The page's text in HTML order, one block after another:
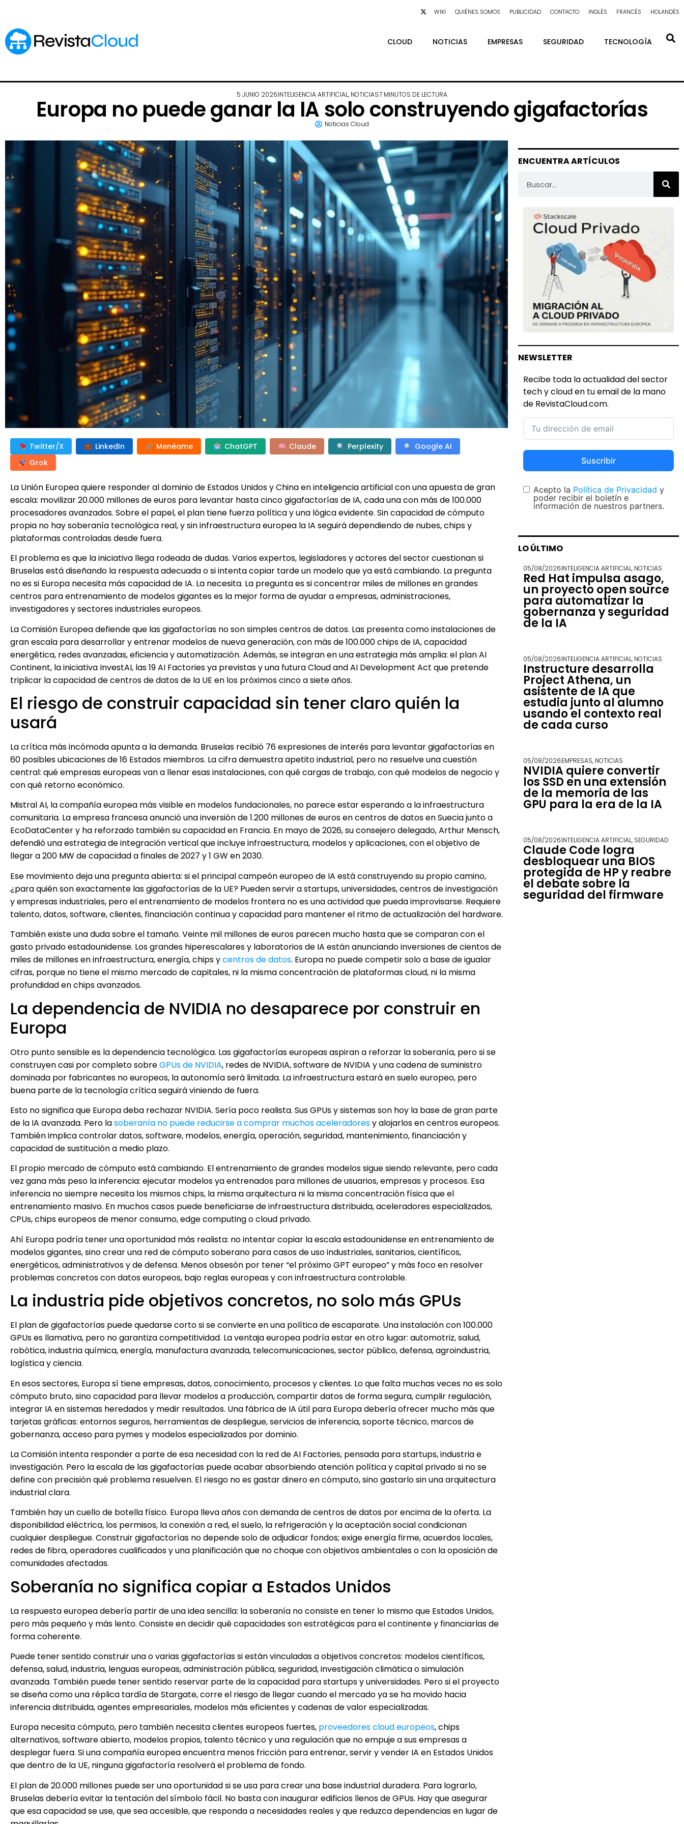
WIKI QUIÉNES SOMOS PUBLICIDAD CONTACTO INGLÉS FRANCÉS HOLANDÉS
CLOUD NOTICIAS EMPRESAS SEGURIDAD TECNOLOGÍA
5 JUNIO 2026INTELIGENCIA ARTIFICIAL, NOTICIAS7 MINUTOS DE LECTURA
Europa no puede ganar la IA solo construyendo gigafactorías
Noticias Cloud
Twitter/X LinkedIn Menéame ChatGPT Claude Perplexity
Google AI
Grok
La Unión Europea quiere responder al dominio de Estados Unidos y China en inteligencia artificial con una apuesta de gran
escala: movilizar 20.000 millones de euros para levantar hasta cinco gigafactorías de IA, cada una con más de 100.000
procesadores avanzados. Sobre el papel, el plan tiene fuerza política y una lógica evidente. Sin capacidad de cómputo
propia no hay soberanía tecnológica real, y sin infraestructura europea la IA seguirá dependiendo de nubes, chips y
plataformas controladas desde fuera.
El problema es que la iniciativa llega rodeada de dudas. Varios expertos, legisladores y actores del sector cuestionan si
Bruselas está diseñando la respuesta adecuada o si intenta copiar tarde un modelo que ya está cambiando. La pregunta
no es si Europa necesita más capacidad de IA. La necesita. La pregunta es si concentrar miles de millones en grandes
centros para entrenamiento de modelos gigantes es la mejor forma de ayudar a empresas, administraciones,
investigadores y sectores industriales europeos.
La Comisión Europea defiende que las gigafactorías no son simples centros de datos. Las presenta como instalaciones de
gran escala para desarrollar y entrenar modelos de nueva generación, con más de 100.000 chips de IA, capacidad
energética, redes avanzadas, eficiencia y automatización. Además, se integran en una estrategia más amplia: el plan AI
Continent, la iniciativa InvestAI, las 19 AI Factories ya previstas y una futura Cloud and AI Development Act que pretende
triplicar la capacidad de centros de datos de la UE en los próximos cinco a siete años.
El riesgo de construir capacidad sin tener claro quién la
usará
La crítica más incómoda apunta a la demanda. Bruselas recibió 76 expresiones de interés para levantar gigafactorías en
60 posibles ubicaciones de 16 Estados miembros. La cifra demuestra apetito industrial, pero no resuelve una cuestión
central: qué empresas europeas van a llenar esas instalaciones, con qué cargas de trabajo, con qué modelos de negocio y
con qué retorno económico.
Mistral AI, la compañía europea más visible en modelos fundacionales, no parece estar esperando a la infraestructura
comunitaria. La empresa francesa anunció una inversión de 1.200 millones de euros en centros de datos en Suecia junto a
EcoDataCenter y ha reforzado también su capacidad en Francia. En mayo de 2026, su consejero delegado, Arthur Mensch,
defendió una estrategia de integración vertical que incluye infraestructura, modelos y aplicaciones, con el objetivo de
llegar a 200 MW de capacidad a finales de 2027 y 1 GW en 2030.
Ese movimiento deja una pregunta abierta: si el principal campeón europeo de IA está construyendo su propio camino,
¿para quién son exactamente las gigafactorías de la UE? Pueden servir a startups, universidades, centros de investigación
y empresas industriales, pero el entrenamiento de modelos frontera no es una actividad que pueda improvisarse. Requiere
talento, datos, software, clientes, financiación continua y capacidad para mantener el ritmo de actualización del hardware.
También existe una duda sobre el tamaño. Veinte mil millones de euros parecen mucho hasta que se comparan con el
gasto privado estadounidense. Los grandes hiperescalares y laboratorios de IA están anunciando inversiones de cientos de
miles de millones en infraestructura, energía, chips ycentros de datos. Europa no puede competir solo a base de igualar
cifras, porque no tiene el mismo mercado de capitales, ni la misma concentración de plataformas cloud, ni la misma
profundidad en chips avanzados.
La dependencia de NVIDIA no desaparece por construir en
Europa
Otro punto sensible es la dependencia tecnológica. Las gigafactorías europeas aspiran a reforzar la soberanía, pero si se
construyen casi por completo sobreGPUs de NVIDIA, redes de NVIDIA, software de NVIDIA y una cadena de suministro
dominada por fabricantes no europeos, la autonomía será limitada. La infraestructura estará en suelo europeo, pero
buena parte de la tecnología crítica seguirá viniendo de fuera.
Esto no significa que Europa deba rechazar NVIDIA. Sería poco realista. Sus GPUs y sistemas son hoy la base de gran parte
de la IA avanzada. Pero lasoberanía no puede reducirse a comprar muchos aceleradoresy alojarlos en centros europeos.
También implica controlar datos, software, modelos, energía, operación, seguridad, mantenimiento, financiación y
capacidad de sustitución a medio plazo.
El propio mercado de cómputo está cambiando. El entrenamiento de grandes modelos sigue siendo relevante, pero cada
vez gana más peso la inferencia: ejecutar modelos ya entrenados para millones de usuarios, empresas y procesos. Esa
inferencia no siempre necesita los mismos chips, la misma arquitectura ni la misma concentración física que el
entrenamiento masivo. En muchos casos puede beneficiarse de infraestructura distribuida, aceleradores especializados,
CPUs, chips europeos de menor consumo, edge computing o cloud privado.
Ahí Europa podría tener una oportunidad más realista: no intentar copiar la escala estadounidense en entrenamiento de
modelos gigantes, sino crear una red de cómputo soberano para casos de uso industriales, sanitarios, científicos,
energéticos, administrativos y de defensa. Menos obsesón por tener “el próximo GPT europeo” y más foco en resolver
problemas concretos con datos europeos, bajo reglas europeas y con infraestructura controlable.
La industria pide objetivos concretos, no solo más GPUs
El plan de gigafactorías puede quedarse corto si se convierte en una política de escaparate. Una instalación con 100.000
GPUs es llamativa, pero no garantiza competitividad. La ventaja europea podría estar en otro lugar: automotriz, salud,
robótica, industria química, energía, manufactura avanzada, telecomunicaciones, sector público, defensa, agroindustria,
logística y ciencia.
En esos sectores, Europa sí tiene empresas, datos, conocimiento, procesos y clientes. Lo que falta muchas veces no es solo
cómputo bruto, sino capacidad para llevar modelos a producción, compartir datos de forma segura, cumplir regulación,
integrar IA en sistemas heredados y medir resultados. Una fábrica de IA útil para Europa debería ofrecer mucho más que
tarjetas gráficas: entornos seguros, herramientas de despliegue, servicios de inferencia, soporte técnico, marcos de
gobernanza, acceso para pymes y modelos especializados por dominio.
La Comisión intenta responder a parte de esa necesidad con la red de AI Factories, pensada para startups, industria e
investigación. Pero la escala de las gigafactorías puede acabar absorbiendo atención política y capital privado si no se
define con precisión qué problema resuelven. El riesgo no es gastar dinero en cómputo, sino gastarlo sin una arquitectura
industrial clara.
También hay un cuello de botella físico. Europa lleva años con demanda de centros de datos por encima de la oferta. La
disponibilidad eléctrica, los permisos, la conexión a red, el suelo, la refrigeración y la aceptación social condicionan
cualquier despliegue. Construir gigafactorías no depende solo de adjudicar fondos; exige energía firme, acuerdos locales,
redes de fibra, operadores cualificados y una planificación que no choque con objetivos ambientales o con la oposición de
comunidades afectadas.
Soberanía no significa copiar a Estados Unidos
La respuesta europea debería partir de una idea sencilla: la soberanía no consiste en tener lo mismo que Estados Unidos,
pero más pequeño y más lento. Consiste en decidir qué capacidades son estratégicas para el continente y financiarlas de
forma coherente.
Puede tener sentido construir una o varias gigafactorías si están vinculadas a objetivos concretos: modelos científicos,
defensa, salud, industria, lenguas europeas, administración pública, seguridad, investigación climática o simulación
avanzada. También puede tener sentido reservar parte de la capacidad para startups y universidades. Pero si el proyecto
se diseña como una réplica tardía de Stargate, corre el riesgo de llegar cuando el mercado ya se ha movido hacia
inferencia distribuida, agentes empresariales, modelos más eficientes y cadenas de valor especializadas.
Europa necesita cómputo, pero también necesita clientes europeos fuertes, proveedores cloud europeos, chips
alternativos, software abierto, modelos propios, talento técnico y una regulación que no empuje a sus empresas a
desplegar fuera. Si una compañía europea encuentra menos fricción para entrenar, servir y vender IA en Estados Unidos
que dentro de la UE, ninguna gigafactoría resolverá el problema de fondo.
El plan de 20.000 millones puede ser una oportunidad si se usa para crear una base industrial duradera. Para lograrlo,
Bruselas debería evitar la tentación del símbolo fácil. No basta con inaugurar edificios llenos de GPUs. Hay que asegurar
que esa capacidad se use, que sea accesible, que responda a necesidades reales y que reduzca dependencias en lugar de
ENCUENTRA ARTÍCULOS
NEWSLETTER
Recibe toda la actualidad del sector
tech y cloud en tu email de la mano
de RevistaCloud.com.
Suscribir
Acepto la Política de Privacidad y
poder recibir el boletín e
información de nuestros partners.
LO ÚLTIMO
05/08/2026INTELIGENCIA ARTIFICIAL, NOTICIAS
Red Hat impulsa asago,
un proyecto open source
para automatizar la
gobernanza y seguridad
de la IA
05/08/2026INTELIGENCIA ARTIFICIAL, NOTICIAS
Instructure desarrolla
Project Athena, un
asistente de IA que
estudia junto al alumno
usando el contexto real
de cada curso
05/08/2026EMPRESAS, NOTICIAS
NVIDIA quiere convertir
los SSD en una extensión
de la memoria de las
GPU para la era de la IA
05/08/2026INTELIGENCIA ARTIFICIAL, SEGURIDAD
Claude Code logra
desbloquear una BIOS
protegida de HP y reabre
el debate sobre la
seguridad del firmware